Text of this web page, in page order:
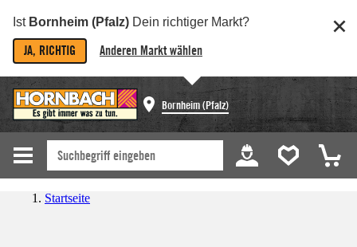
Ist Bornheim (Pfalz) Dein richtiger Markt?
JA, RICHTIG Anderen Markt wählen
Bornheim (Pfalz)
Startseite